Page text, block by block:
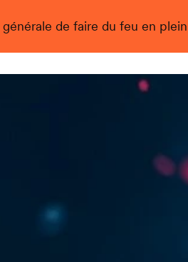
de faire du feu en